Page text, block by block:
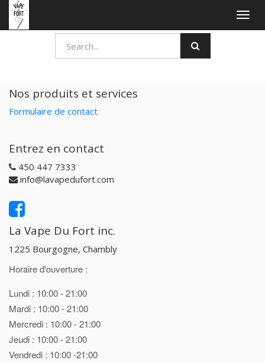
Nos produits et services
Formulaire de contact
Entrez en contact
450 447 7333
info@lavapedufort.com
La Vape Du Fort inc.
1225 Bourgogne, Chambly
Horaire d'ouverture :
Lundi : 10:00 - 21:00
Mardi : 10:00 - 21:00
Mercredi : 10:00 - 21:00
Jeudi : 10:00 - 21:00
Vendredi : 10:00 -21:00